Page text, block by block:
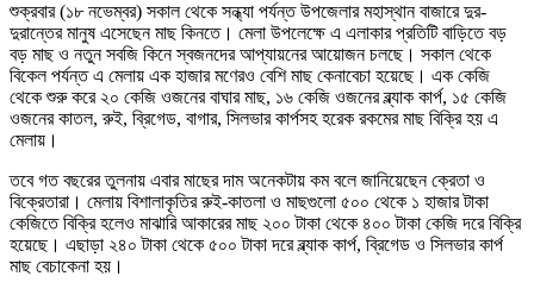
শুক্রবার (১৮ নভেম্বর) সকাল থেকে সন্ধ্যা পর্যন্ত উপজেলার মহাস্থান বাজারে দুর-
দুরান্তের মানুষ এসেছেন মাছ কিনতে। মেলা উপলেক্ষে এ এলাকার প্রতিটি বাড়িতে বড়
বড় মাছ ও নতুন সবজি কিনে স্বজনদের আপ্যায়নের আয়োজন চলছে। সকাল থেকে
বিকেল পর্যন্ত এ মেলায় এক হাজার মণেরও বেশি মাছ কেনাবেচা হয়েছে। এক কেজি
থেকে শুরু করে ২০ কেজি ওজনের বাঘার মাছ, ১৬ কেজি ওজনের ব্ল্যাক কার্প, ১৫ কেজি
ওজনের কাতল, রুই, ব্রিগেড, বাগার, সিলভার কার্পসহ হরেক রকমের মাছ বিক্রি হয় এ
মেলায়।
তবে গত বছরের তুলনায় এবার মাছের দাম অনেকটায় কম বলে জানিয়েছেন ক্রেতা ও
বিক্রেতারা। মেলায় বিশালাকৃতির রুই-কাতলা ও মাছগুলো ৫০০ থেকে ১ হাজার টাকা
কেজিতে বিক্রি হলেও মাঝারি আকারের মাছ ২০০ টাকা থেকে ৪০০ টাকা কেজি দরে বিক্রি
হয়েছে। এছাড়া ২৪০ টাকা থেকে ৫০০ টাকা দরে ব্ল্যাক কার্প, ব্রিগেড ও সিলভার কার্প
মাছ বেচাকেনা হয়।